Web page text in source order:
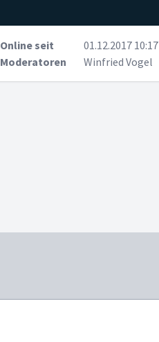
Online seit
01.12.2017 10:17
Moderatoren
Winfried Vogel